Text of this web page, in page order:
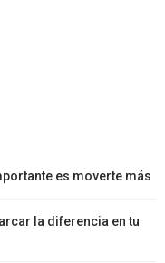
es moverte más
la diferencia en tu